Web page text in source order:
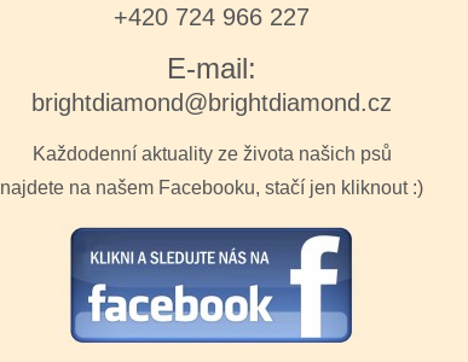
+420 724 966 227
E-mail:
brightdiamond@brightdiamond.cz
Každodenní aktuality ze života našich psů
najdete na našem Facebooku, stačí jen kliknout :)